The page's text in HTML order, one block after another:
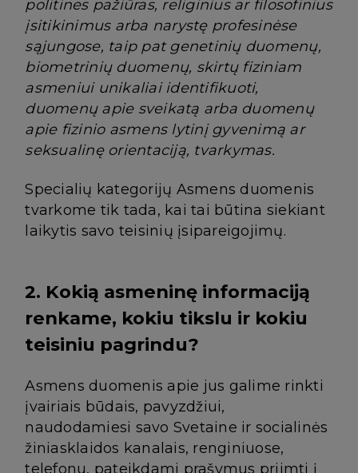
politines pažiūras, religinius ar filosofinius
įsitikinimus arba narystę profesinėse
sąjungose, taip pat genetinių duomenų,
biometrinių duomenų, skirtų fiziniam
asmeniui unikaliai identifikuoti,
duomenų apie sveikatą arba duomenų
apie fizinio asmens lytinį gyvenimą ar
seksualinę orientaciją, tvarkymas.
Specialių kategorijų Asmens duomenis
tvarkome tik tada, kai tai būtina siekiant
laikytis savo teisinių įsipareigojimų.
2. Kokią asmeninę informaciją
renkame, kokiu tikslu ir kokiu
teisiniu pagrindu?
Asmens duomenis apie jus galime rinkti
įvairiais būdais, pavyzdžiui,
naudodamiesi savo Svetaine ir socialinės
žiniasklaidos kanalais, renginiuose,
telefonu, pateikdami prašymus priimti į